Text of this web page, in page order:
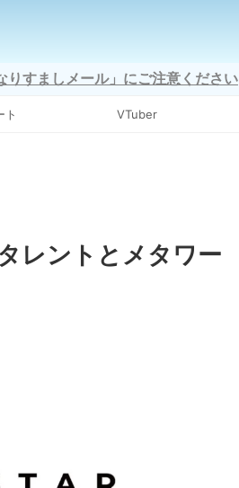
りすましメール」にご注意ください
ト VTuber
レントとメタワー